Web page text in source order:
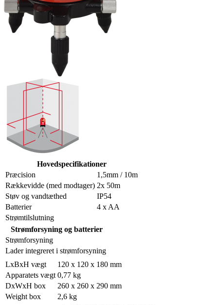
Hovedspecifikationer
Præcision
1,5mm / 10m
Rækkevidde (med modtager) 2x 50m
Støv og vandtæthed
IP54
Batterier
4 x AA
Strømtilslutning
Strømforsyning og batterier
Strømforsyning
Lader integreret i strømforsyning
LxBxH vægt
120 x 120 x 180 mm
Apparatets vægt 0,77 kg
DxWxH box
260 x 260 x 290 mm
Weight box
2,6 kg